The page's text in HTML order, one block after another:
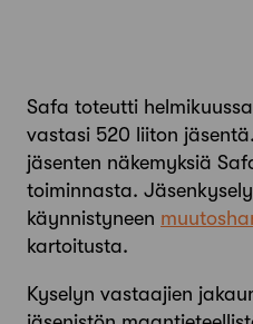
Safa toteutti
vastasi 520 liiton
jäsenten näkemyksiä
toiminnasta.
käynnistyneen
kartoitusta.
Kyselyn vastaajien